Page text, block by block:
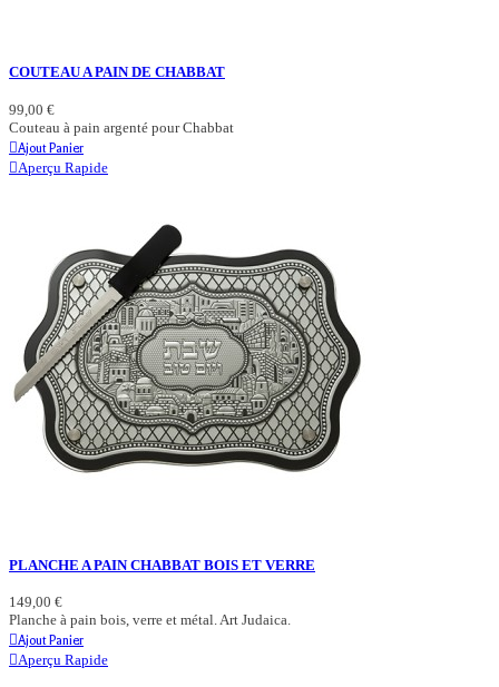
COUTEAU A PAIN DE CHABBAT
99,00 €
Couteau à pain argenté pour Chabbat
Ajout Panier
Aperçu Rapide
PLANCHE A PAIN CHABBAT BOIS ET VERRE
149,00 €
Planche à pain bois, verre et métal. Art Judaica.
Ajout Panier
Aperçu Rapide